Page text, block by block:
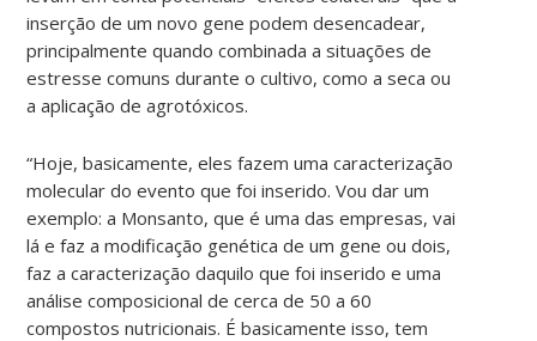
inserção de um novo gene podem desencadear,
principalmente quando combinada a situações de
estresse comuns durante o cultivo, como a seca ou
a aplicação de agrotóxicos.
“Hoje, basicamente, eles fazem uma caracterização
molecular do evento que foi inserido. Vou dar um
exemplo: a Monsanto, que é uma das empresas, vai
lá e faz a modificação genética de um gene ou dois,
faz a caracterização daquilo que foi inserido e uma
análise composicional de cerca de 50 a 60
compostos nutricionais. É basicamente isso, tem